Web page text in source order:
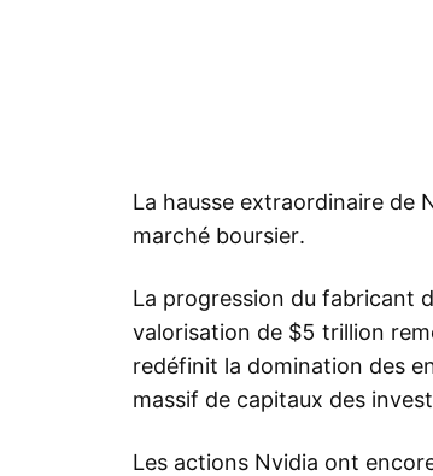
La hausse extraordinaire de
marché boursier.
La progression du fabricant
valorisation de $5 trillion
redéfinit la domination des
massif de capitaux des
Les actions Nvidia ont